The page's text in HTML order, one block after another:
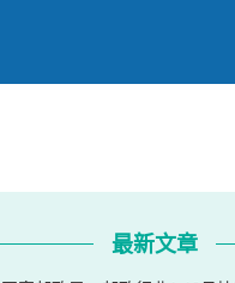
最新文章